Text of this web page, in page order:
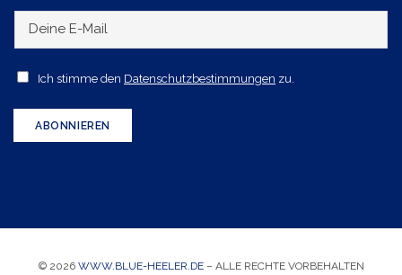
i
o
r
e
E
A
Ich stimme den Datenschutzbestimmungen zu.
ABONNIEREN
© 2026 WWW.BLUE-HEELER.DE – ALLE RECHTE VORBEHALTEN